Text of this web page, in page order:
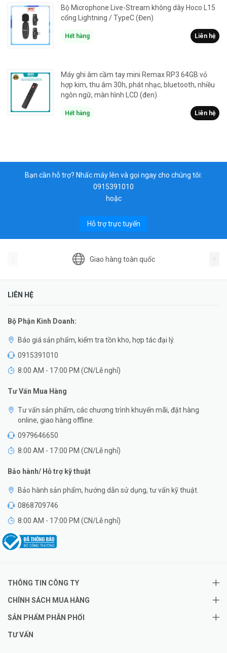
Bộ Microphone Live-Stream không dây Hoco L15
cổng Lightning / TypeC (Đen)
Hết hàng Liên hệ
Máy ghi âm cầm tay mini Remax RP3 64GB vỏ
hợp kim, thu âm 30h, phát nhạc, bluetooth, nhiều
ngôn ngữ, màn hình LCD (đen)
Hết hàng Liên hệ
Bạn cần hỗ trợ? Nhấc máy lên và gọi ngay cho chúng tôi:
0915391010
hoặc
Hỗ trợ trực tuyến
Giao hàng toàn quốc
LIÊN HỆ
Bộ Phận Kinh Doanh:
Báo giá sản phẩm, kiểm tra tồn kho, hợp tác đại lý.
0915391010
8:00 AM - 17:00 PM (CN/Lễ nghỉ)
Tư Vấn Mua Hàng
Tư vấn sản phẩm, các chương trình khuyến mãi, đặt hàng
online, giao hàng offline.
0979646650
8:00 AM - 17:00 PM (CN/Lễ nghỉ)
Bảo hành/ Hỗ trợ kỹ thuật
Bảo hành sản phẩm, hướng dẫn sử dụng, tư vấn kỹ thuật.
0868709746
8:00 AM - 17:00 PM (CN/Lễ nghỉ)
THÔNG TIN CÔNG TY
CHÍNH SÁCH MUA HÀNG
SẢN PHẨM PHÂN PHỐI
TƯ VẤN